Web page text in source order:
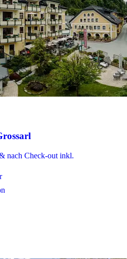
nach Check-out inkl.